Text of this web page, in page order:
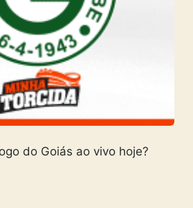
do Goiás ao vivo hoje?